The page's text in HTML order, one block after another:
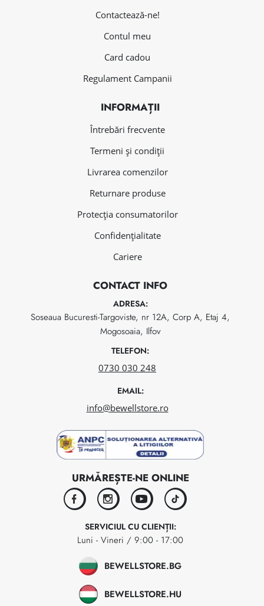
Contactează-ne!
Contul meu
Card cadou
Regulament Campanii
INFORMAȚII
Întrebări frecvente
Termeni și condiții
Livrarea comenzilor
Returnare produse
Protecția consumatorilor
Confidențialitate
Cariere
CONTACT INFO
ADRESA:
Soseaua Bucuresti-Targoviste, nr 12A, Corp A, Etaj 4,
Mogosoaia, Ilfov
TELEFON:
0730 030 248
EMAIL:
info@bewellstore.ro
URMĂREȘTE-NE ONLINE
facebookinstagramyoutubetiktok
SERVICIUL CU CLIENȚII:
Luni - Vineri / 9:00 - 17:00
BEWELLSTORE.BG
BEWELLSTORE.HU